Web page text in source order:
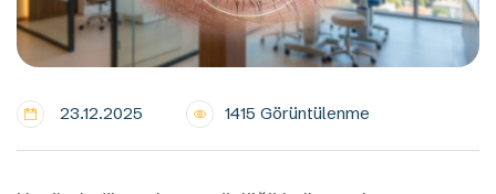
23.12.2025 1415 Görüntülenme